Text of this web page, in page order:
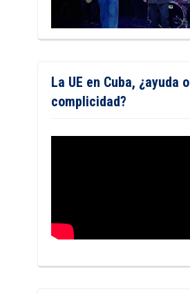
La UE en Cuba, ¿ayuda o
complicidad?